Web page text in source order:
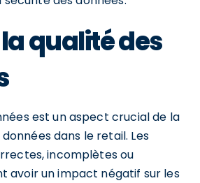
qualité des
est un aspect crucial de la
dans le retail. Les
incomplètes ou
avoir un impact négatif sur les